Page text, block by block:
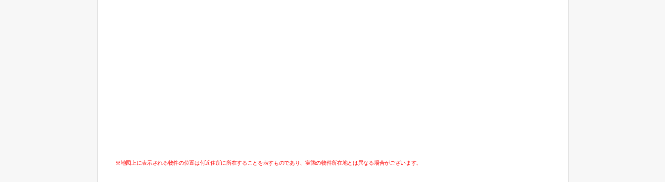
※地図上に表示される物件の位置は付近住所に所在することを表すものであり、実際の物件所在地とは異なる場合がございます。